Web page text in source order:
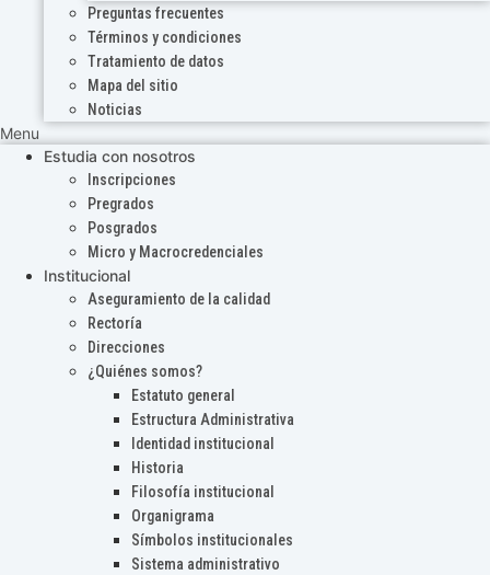
Preguntas frecuentes
Términos y condiciones
Tratamiento de datos
Mapa del sitio
Noticias
Menu
Estudia con nosotros
Inscripciones
Pregrados
Posgrados
Micro y Macrocredenciales
Institucional
Aseguramiento de la calidad
Rectoría
Direcciones
¿Quiénes somos?
Estatuto general
Estructura Administrativa
Identidad institucional
Historia
Filosofía institucional
Organigrama
Símbolos institucionales
Sistema administrativo